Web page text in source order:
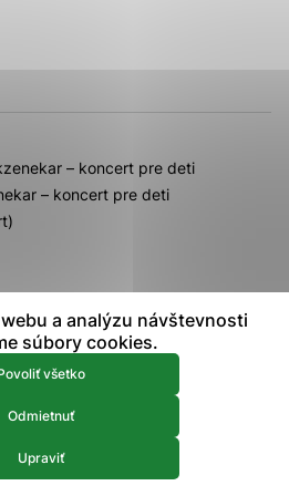
– koncert pre deti
– koncert pre deti
podujatia
a analýzu návštevnosti
súbory cookies.
všetko
Odmietnuť
Upraviť
web správne fungovať.
stránok stránku používajú, aby
a ponúknuť im lepšiu
zbierajú anonymne a nie je
osobou.
nastavenia
informácií